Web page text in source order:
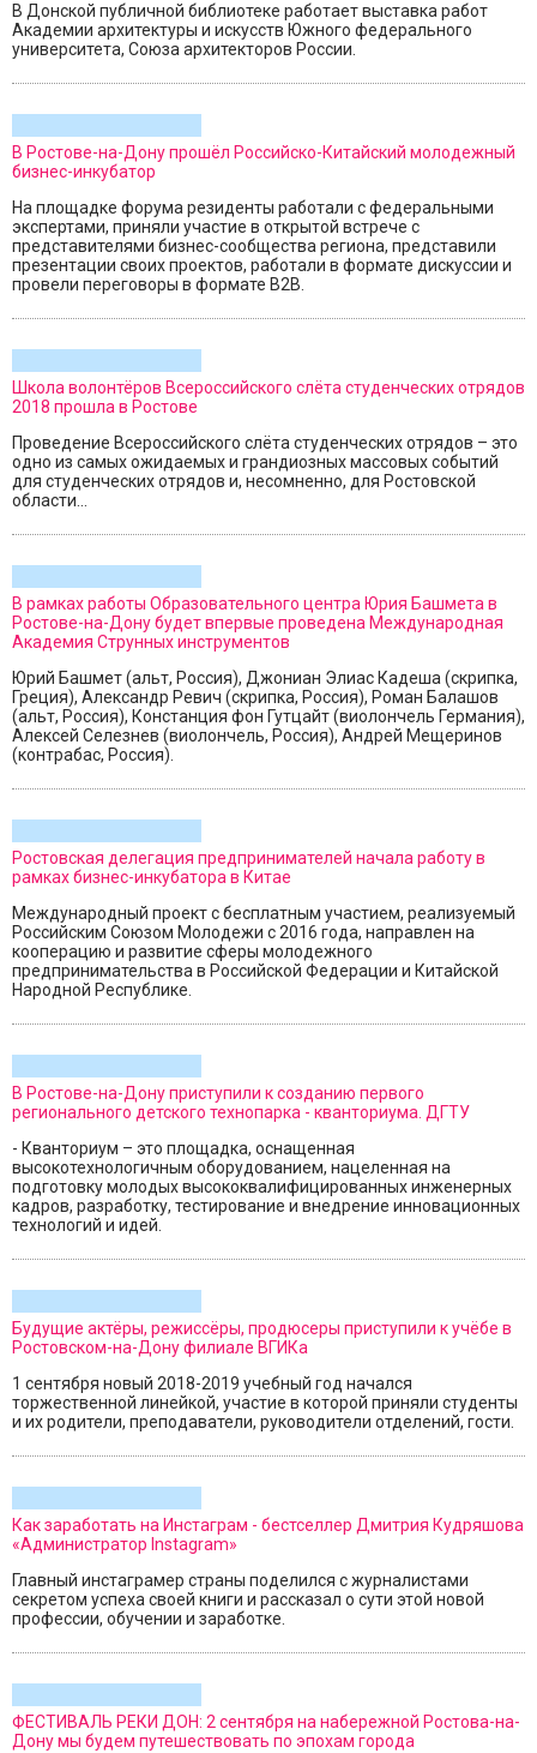
В Донской публичной библиотеке работает выставка работ
Академии архитектуры и искусств Южного федерального
университета, Союза архитекторов России.
В Ростове-на-Дону прошёл Российско-Китайский молодежный
бизнес-инкубатор
На площадке форума резиденты работали с федеральными
экспертами, приняли участие в открытой встрече с
представителями бизнес-сообщества региона, представили
презентации своих проектов, работали в формате дискуссии и
провели переговоры в формате B2B.
Школа волонтёров Всероссийского слёта студенческих отрядов
2018 прошла в Ростове
Проведение Всероссийского слёта студенческих отрядов – это
одно из самых ожидаемых и грандиозных массовых событий
для студенческих отрядов и, несомненно, для Ростовской
области...
В рамках работы Образовательного центра Юрия Башмета в
Ростове-на-Дону будет впервые проведена Международная
Академия Струнных инструментов
Юрий Башмет (альт, Россия), Джониан Элиас Кадеша (скрипка,
Греция), Александр Ревич (скрипка, Россия), Роман Балашов
(альт, Россия), Констанция фон Гутцайт (виолончель Германия),
Алексей Селезнев (виолончель, Россия), Андрей Мещеринов
(контрабас, Россия).
Ростовская делегация предпринимателей начала работу в
рамках бизнес-инкубатора в Китае
Международный проект с бесплатным участием, реализуемый
Российским Союзом Молодежи с 2016 года, направлен на
кооперацию и развитие сферы молодежного
предпринимательства в Российской Федерации и Китайской
Народной Республике.
В Ростове-на-Дону приступили к созданию первого
регионального детского технопарка - кванториума. ДГТУ
- Кванториум – это площадка, оснащенная
высокотехнологичным оборудованием, нацеленная на
подготовку молодых высококвалифицированных инженерных
кадров, разработку, тестирование и внедрение инновационных
технологий и идей.
Будущие актёры, режиссёры, продюсеры приступили к учёбе в
Ростовском-на-Дону филиале ВГИКа
1 сентября новый 2018-2019 учебный год начался
торжественной линейкой, участие в которой приняли студенты
и их родители, преподаватели, руководители отделений, гости.
Как заработать на Инстаграм - бестселлер Дмитрия Кудряшова
«Администратор Instagram»
Главный инстаграмер страны поделился с журналистами
секретом успеха своей книги и рассказал о сути этой новой
профессии, обучении и заработке.
ФЕСТИВАЛЬ РЕКИ ДОН: 2 сентября на набережной Ростова-на-
Дону мы будем путешествовать по эпохам города